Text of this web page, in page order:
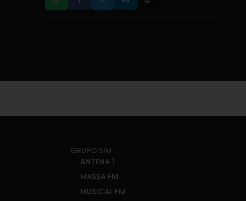
GRUPO SIM
ANTENA 1
MASSA FM
MUSICAL FM